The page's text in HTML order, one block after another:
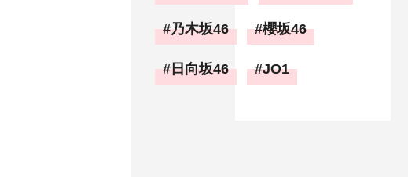
乃木坂46 櫻坂46
日向坂46 JO1